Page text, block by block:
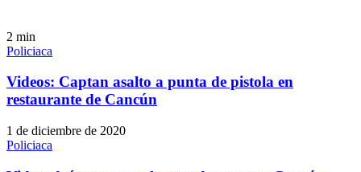
2 min
Policiaca
Videos: Captan asalto a punta de pistola en
restaurante de Cancún
1 de diciembre de 2020
Policiaca